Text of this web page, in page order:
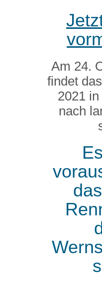
Am 24.
findet
2021
nach